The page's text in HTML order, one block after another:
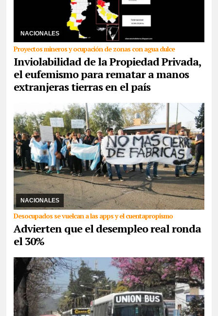
NACIONALES
Proyectos mineros y ocupación de zonas con agua dulce
Inviolabilidad de la Propiedad Privada,
el eufemismo para rematar a manos
extranjeras tierras en el país
El proyecto del oficialismo busca derogar la ley actual
de Tierras Rurales que pone como tope la venta del 15% de suelo
argentino. Desde el Observato ...
NACIONALES
Desocupados se vuelcan a las apps y el cuentapropismo
Advierten que el desempleo real ronda
el 30%
15/07/2026
La apertura de importaciones golpea directamente a
la industria textil, calzado, autopartes, entre otras, por lo que en el
primer cuatrimestre 5.654 ...